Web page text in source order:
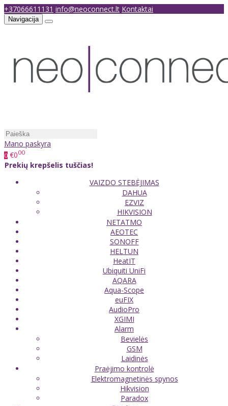
+37066611131 info@neoconnect.lt Kontaktai
Navigacija
Mano paskyra
0 €000
Prekių krepšelis tuščias!
VAIZDO STEBĖJIMAS
DAHUA
EZVIZ
HIKVISION
NETATMO
AEOTEC
SONOFF
HELTUN
HeatIT
Ubiquiti UniFi
AQARA
Aqua-Scope
euFIX
AudioPro
XGIMI
Alarm
Bevielės
GSM
Laidinės
Praėjimo kontrolė
Elektromagnetinės spynos
Hikvision
Paradox